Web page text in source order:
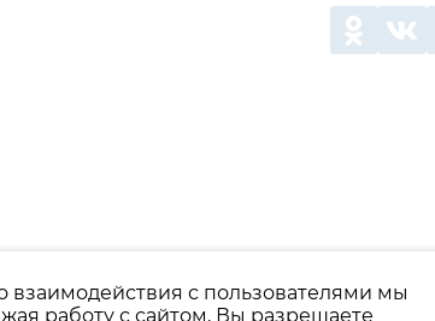
соглашение Политика
взаимодействия с пользователями мы
работу с сайтом, Вы разрешаете